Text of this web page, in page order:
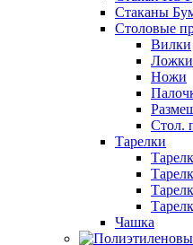
Стаканы
Столовые
Вилки
Ложки
Ножи
Стол.
Тарелки
Чашка